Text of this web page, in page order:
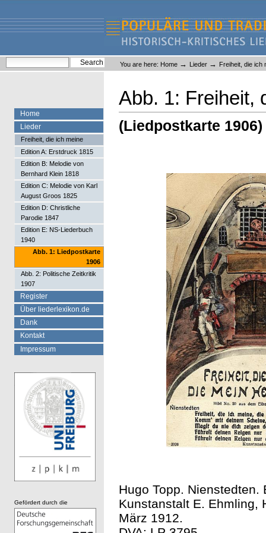
content.
navigation
Liederlexikon
Personal
tools
You are here: Home → Lieder → Freiheit, die ich
Abb. 1: Freiheit,
(Liedpostkarte 1906)
Hugo Topp.
Kunstanstalt E. Ehmling,
März 1912.
Home
Lieder
Freiheit, die ich meine
Edition A: Erstdruck 1815
Edition B: Melodie von
Bernhard Klein 1818
Edition C: Melodie von Karl
August Groos 1825
Edition D: Christliche
Parodie 1847
Edition E: NS-Liederbuch
1940
Abb. 1: Liedpostkarte
1906
Abb. 2: Politische Zeitkritik
1907
Register
Über liederlexikon.de
Dank
Kontakt
Impressum
Gefördert durch die